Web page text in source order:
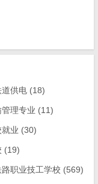
道供电 (18)
理专业 (11)
业 (30)
(19)
职业技工学校 (569)